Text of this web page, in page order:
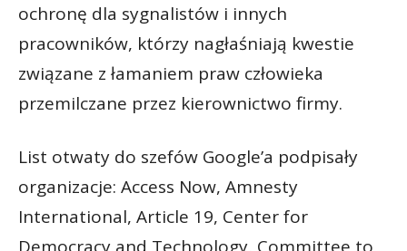
ochronę dla sygnalistów i innych
pracowników, którzy nagłaśniają kwestie
związane z łamaniem praw człowieka
przemilczane przez kierownictwo firmy.
List otwaty do szefów Google’a podpisały
organizacje: Access Now, Amnesty
International, Article 19, Center for
Democracy and Technology, Committee to